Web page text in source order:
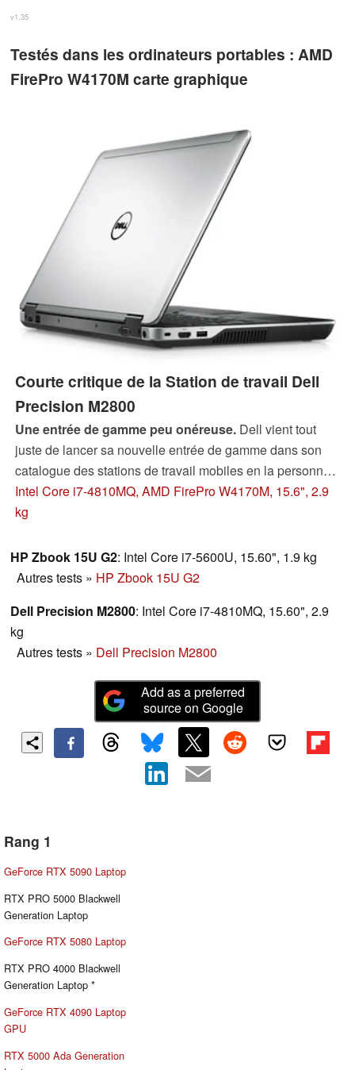
v1.35
Testés dans les ordinateurs portables : AMD
FirePro W4170M carte graphique
Courte critique de la Station de travail Dell
Precision M2800
Une entrée de gamme peu onéreuse.Dell vient tout
juste de lancer sa nouvelle entrée de gamme dans son
catalogue des stations de travail mobiles en la personne
du Precision M2800. Nous avons pu tester la machine
afin pouvoir nous faire une idée de ce concept : allier un
graphique professionnelle AMD FirePro.
Intel Core i7-4810MQ, AMD FirePro W4170M, 15.6", 2.9
kg
HP Zbook 15U G2: Intel Core i7-5600U, 15.60", 1.9 kg
Autres tests » HP Zbook 15U G2
Dell Precision M2800: Intel Core i7-4810MQ, 15.60", 2.9
kg
Autres tests » Dell Precision M2800
Add as a preferred
source on Google
Rang 1
GeForce RTX 5090 Laptop
RTX PRO 5000 Blackwell
Generation Laptop
GeForce RTX 5080 Laptop
RTX PRO 4000 Blackwell
Generation Laptop *
GeForce RTX 4090 Laptop
GPU
RTX 5000 Ada Generation